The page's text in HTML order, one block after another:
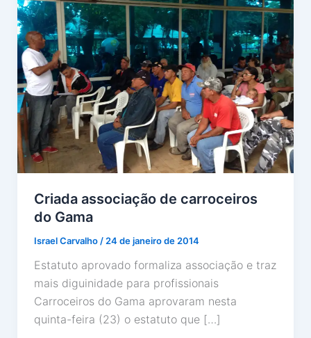
Criada associação de carroceiros
do Gama
Israel Carvalho / 24 de janeiro de 2014
Estatuto aprovado formaliza associação e traz
mais diguinidade para profissionais
Carroceiros do Gama aprovaram nesta
quinta-feira (23) o estatuto que […]